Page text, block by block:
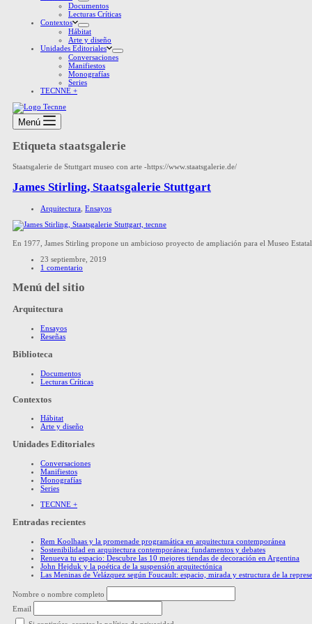
Documentos
Lecturas Críticas
Contextos
Hábitat
Arte y diseño
Unidades Editoriales
Conversaciones
Manifiestos
Monografías
Series
TECNNE +
Menú
Etiqueta staatsgalerie
Staatsgalerie de Stuttgart museo con arte -https://www.staatsgalerie.de/
James Stirling, Staatsgalerie Stuttgart
Arquitectura Ensayos
En 1977, James Stirling propone un ambicioso proyecto de ampliación para el Museo
23 septiembre, 2019
1 comentario
Menú del sitio
Arquitectura
Ensayos
Reseñas
Biblioteca
Documentos
Lecturas Críticas
Contextos
Hábitat
Arte y diseño
Unidades Editoriales
Conversaciones
Manifiestos
Monografías
Series
TECNNE +
Entradas recientes
Rem Koolhaas y la promenade programática en arquitectura contemporánea
Sostenibilidad en arquitectura contemporánea: fundamentos y debates
Renueva tu espacio: Descubre las 10 mejores tiendas de decoración en Argentina
John Hejduk y la poética de la suspensión arquitectónica
Las Meninas de Velázquez según Foucault: espacio, mirada y estructura de la
Nombre o nombre completo
Email